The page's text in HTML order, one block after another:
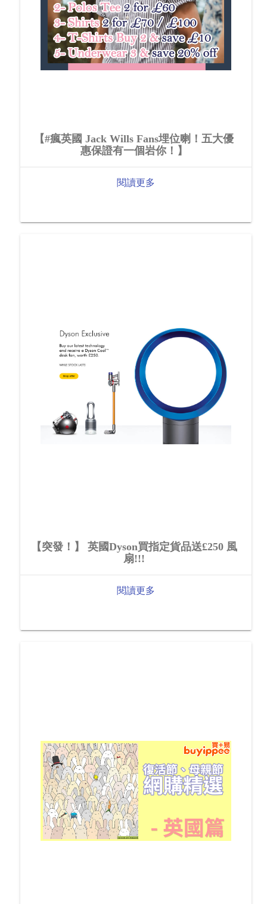
【#瘋英國 Jack Wills Fans埋位喇！五大優
惠保證有一個岩你！】
閱讀更多
【突發！】 英國Dyson買指定貨品送£250 風
扇!!!
閱讀更多